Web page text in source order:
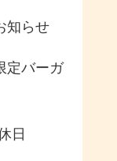
知らせ
定バーガ
日